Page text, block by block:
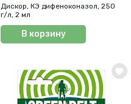
Дискор, КЭ дифеноконазол, 250
г/л, 2 мл
В корзину